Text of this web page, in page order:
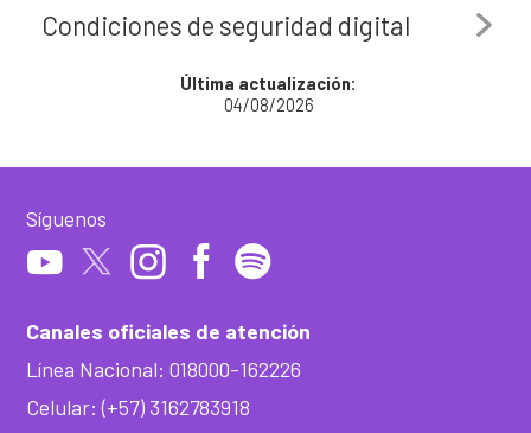
Condiciones de seguridad digital
Última actualización:
04/08/2026
Canales oficiales de atención
Línea Nacional: 018000-162226
Celular: (+57) 3162783918
Síguenos